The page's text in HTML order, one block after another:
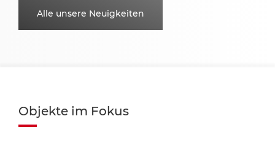
Alle unsere Neuigkeiten
Objekte im Fokus